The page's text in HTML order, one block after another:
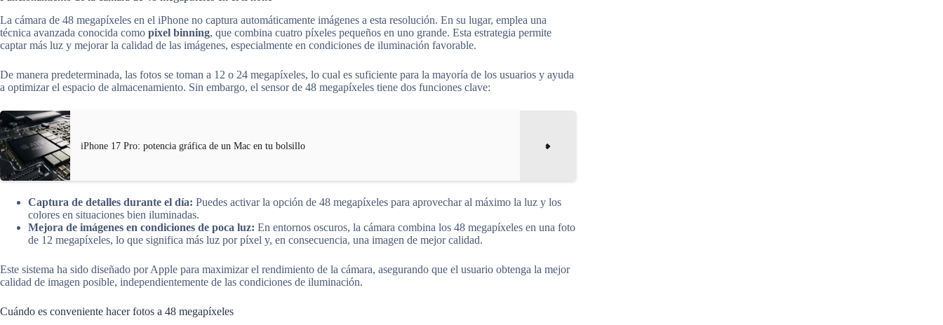
La cámara de 48 megapíxeles en el iPhone no captura automáticamente imágenes a esta resolución. En su lugar, emplea una
técnica avanzada conocida como pixel binning, que combina cuatro píxeles pequeños en uno grande. Esta estrategia permite
captar más luz y mejorar la calidad de las imágenes, especialmente en condiciones de iluminación favorable.
De manera predeterminada, las fotos se toman a 12 o 24 megapíxeles, lo cual es suficiente para la mayoría de los usuarios y ayuda
a optimizar el espacio de almacenamiento. Sin embargo, el sensor de 48 megapíxeles tiene dos funciones clave:
iPhone 17 Pro: potencia gráfica de un Mac en tu bolsillo
Captura de detalles durante el día: Puedes activar la opción de 48 megapíxeles para aprovechar al máximo la luz y los
colores en situaciones bien iluminadas.
Mejora de imágenes en condiciones de poca luz: En entornos oscuros, la cámara combina los 48 megapíxeles en una foto
de 12 megapíxeles, lo que significa más luz por píxel y, en consecuencia, una imagen de mejor calidad.
Este sistema ha sido diseñado por Apple para maximizar el rendimiento de la cámara, asegurando que el usuario obtenga la mejor
calidad de imagen posible, independientemente de las condiciones de iluminación.
Cuándo es conveniente hacer fotos a 48 megapíxeles